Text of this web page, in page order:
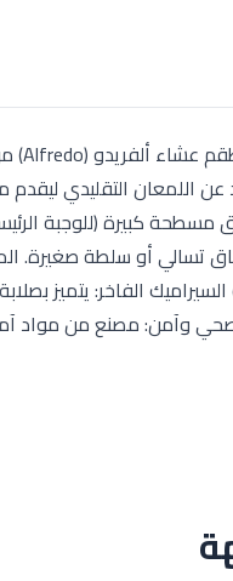
عن اللمعان التقليدي
شوربة صغيرة. 6 أطباق تسالي
الفاخر: يتميز
وآمن: مصنع من مواد